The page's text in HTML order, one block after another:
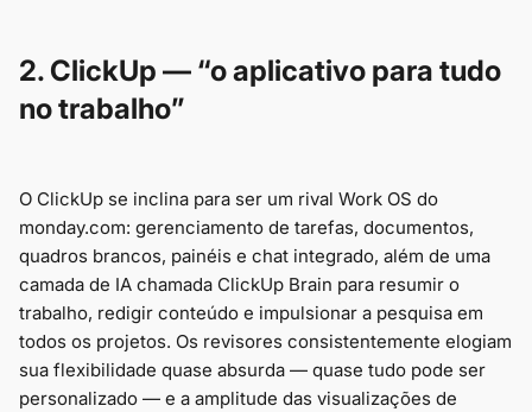
2. ClickUp — “o aplicativo para tudo
no trabalho”
O ClickUp se inclina para ser um rival Work OS do
monday.com: gerenciamento de tarefas, documentos,
quadros brancos, painéis e chat integrado, além de uma
camada de IA chamada ClickUp Brain para resumir o
trabalho, redigir conteúdo e impulsionar a pesquisa em
todos os projetos. Os revisores consistentemente elogiam
sua flexibilidade quase absurda — quase tudo pode ser
personalizado — e a amplitude das visualizações de